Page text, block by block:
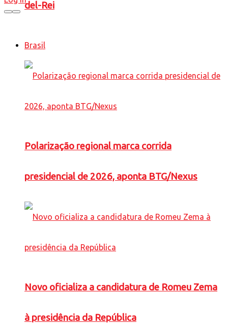
del-Rei
Brasil
Polarização regional marca corrida
presidencial de 2026, aponta BTG/Nexus
Novo oficializa a candidatura de Romeu Zema
à presidência da República